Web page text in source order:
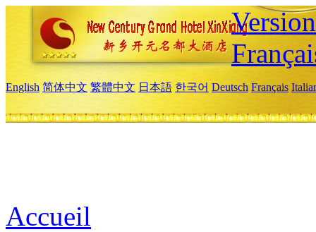
English 简体中文 繁體中文 日本語 한국어 Deutsch Français
Accueil